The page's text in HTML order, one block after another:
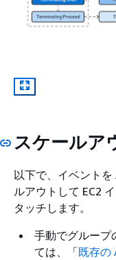
スケールア
以下で、イベント
ルアウトして EC2
タッチします。
手動でグループ
ては、「既存の